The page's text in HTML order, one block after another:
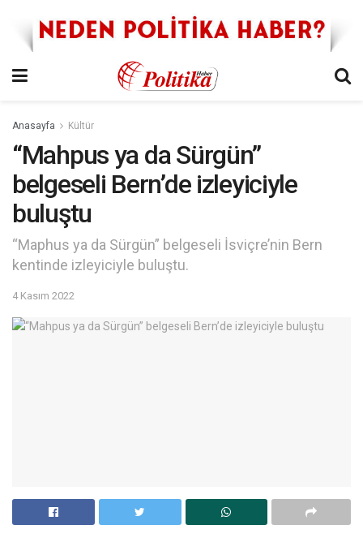
Anasayfa Kültür
“Mahpus ya da Sürgün”
belgeseli Bern’de izleyiciyle
buluştu
“Maphus ya da Sürgün” belgeseli İsviçre’nin Bern
kentinde izleyiciyle buluştu.
4 Kasım 2022